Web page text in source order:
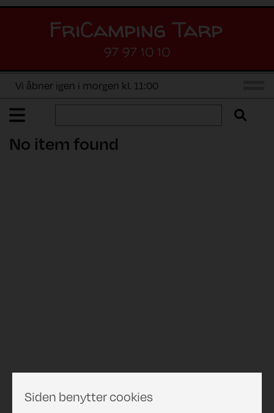
97 97 10 10
Vi åbner igen i morgen kl. 11:00
No item found
Siden benytter cookies